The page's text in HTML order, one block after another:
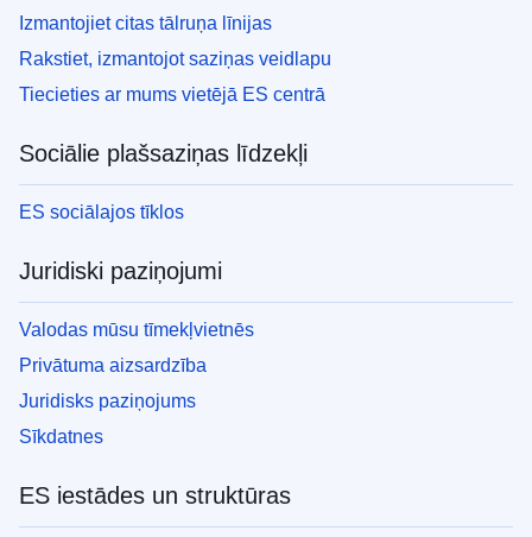
Izmantojiet citas tālruņa līnijas
Rakstiet, izmantojot saziņas veidlapu
Tiecieties ar mums vietējā ES centrā
Sociālie plašsaziņas līdzekļi
ES sociālajos tīklos
Juridiski paziņojumi
Valodas mūsu tīmekļvietnēs
Privātuma aizsardzība
Juridisks paziņojums
Sīkdatnes
ES iestādes un struktūras